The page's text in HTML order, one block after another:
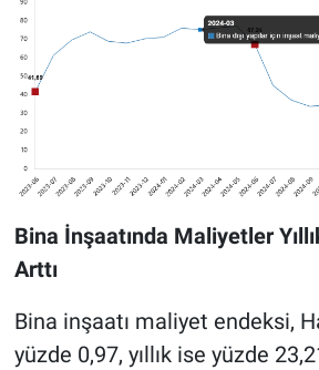
Bina İnşaatında Maliyetler
Arttı
Bina inşaatı maliyet endeksi,
yüzde 0,97, yıllık ise yüzde